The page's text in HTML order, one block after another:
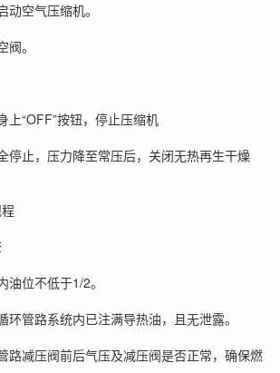
空气压缩机。
。
“OFF”按钮，停止压缩机
止，压力降至常压后，关闭无热再生干燥
位不低于1/2。
管路系统内已注满导热油，且无泄露。
减压阀前后气压及减压阀是否正常，确保燃